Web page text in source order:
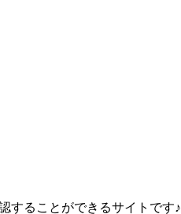
することができるサイトです♪